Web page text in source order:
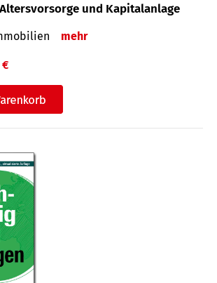
und Kapitalanlage
mehr
€